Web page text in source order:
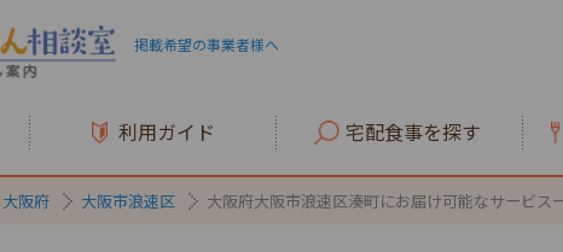
掲載希望の事業者様へ
利用ガイド 宅配食事を探す
大阪府 大阪市浪速区 大阪府大阪市浪速区湊町にお届け可能なサービス